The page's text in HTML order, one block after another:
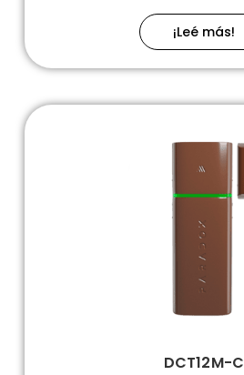
¡Leé más!
DCT12M-C